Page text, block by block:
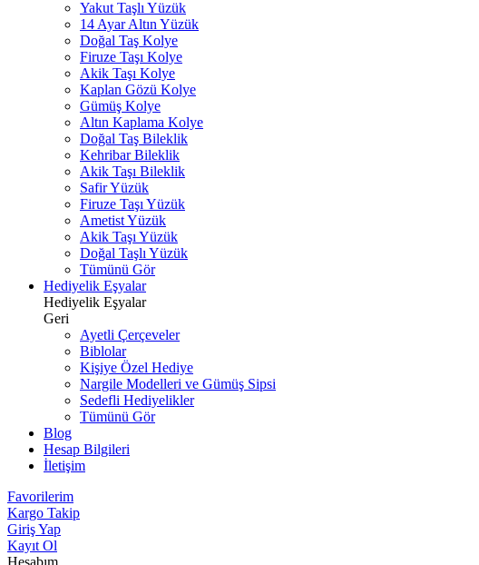
Yakut Taşlı Yüzük
14 Ayar Altın Yüzük
Doğal Taş Kolye
Firuze Taşı Kolye
Akik Taşı Kolye
Kaplan Gözü Kolye
Gümüş Kolye
Altın Kaplama Kolye
Doğal Taş Bileklik
Kehribar Bileklik
Akik Taşı Bileklik
Safir Yüzük
Firuze Taşı Yüzük
Ametist Yüzük
Akik Taşı Yüzük
Doğal Taşlı Yüzük
Tümünü Gör
Hediyelik Eşyalar
Hediyelik Eşyalar
Geri
Ayetli Çerçeveler
Biblolar
Kişiye Özel Hediye
Nargile Modelleri ve Gümüş Sipsi
Sedefli Hediyelikler
Tümünü Gör
Blog
Hesap Bilgileri
İletişim
Favorilerim
Kargo Takip
Giriş Yap
Kayıt Ol
Hesabım